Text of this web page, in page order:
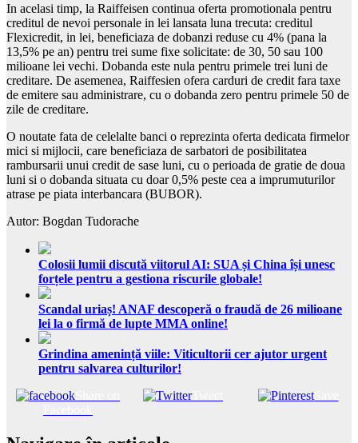
In acelasi timp, la Raiffeisen continua oferta promotionala pentru
creditul de nevoi personale in lei lansata luna trecuta: creditul
Flexicredit, in lei, beneficiaza de dobanzi reduse cu 4% (pana la
13,5% pe an) pentru trei sume fixe solicitate: de 30, 50 sau 100
milioane lei vechi. Dobanda este nula pentru primele trei luni de
creditare. De asemenea, Raiffesien ofera carduri de credit fara taxe
de emitere sau administrare, cu o dobanda zero pentru primele 50 de
zile de creditare.
O noutate fata de celelalte banci o reprezinta oferta dedicata firmelor
mici si mijlocii, care beneficiaza de sarbatori de posibilitatea
rambursarii unui credit de sase luni, cu o perioada de gratie de doua
luni si o dobanda situata cu doar 0,5% peste cea a imprumuturilor
atrase pe piata interbancara (BUBOR).
Autor: Bogdan Tudorache
Colosii lumii discută viitorul AI: SUA și China își unesc
forțele pentru a gestiona riscurile globale!
Scandal uriaș! ANAF descoperă o fraudă de 26 milioane
lei la o firmă de lupte MMA online!
Grindina amenință viile: Viticultorii cer ajutor urgent
pentru salvarea culturilor!
Tweet Save